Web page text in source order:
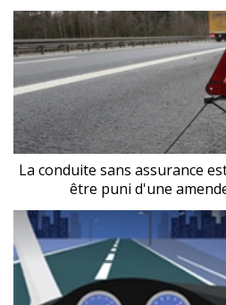
La conduite sans assurance
être puni d'une